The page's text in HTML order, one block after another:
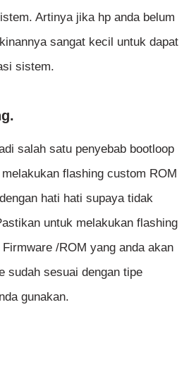
Artinya jika hp anda belum
sangat kecil untuk dapat
sistem.
salah satu penyebab bootloop
flashing custom ROM
hati hati supaya tidak
untuk melakukan flashing
/ROM yang anda akan
sudah sesuai dengan tipe
gunakan.